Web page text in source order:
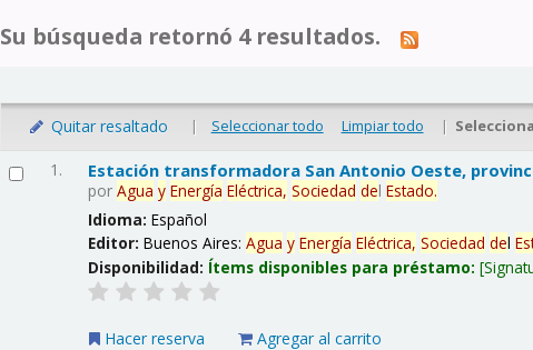
Su búsqueda retornó 4 resultados.
Quitar resaltado | Seleccionar todo Limpiar todo |
1. Estación transformadora San Antonio Oeste,
porAgua y Energía Eléctrica, Sociedad delEstado.
Idioma:Español
Editor:Buenos Aires:Agua y Energía Eléctrica, Sociedad del
Disponibilidad: Ítems disponibles para préstamo:
Hacer reserva Agregar al carrito